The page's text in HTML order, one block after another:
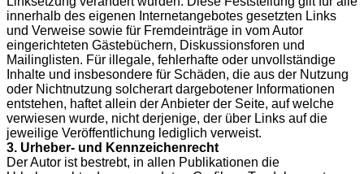
innerhalb des eigenen Internetangebotes gesetzten Links
und Verweise sowie für Fremdeinträge in vom Autor
eingerichteten Gästebüchern, Diskussionsforen und
Mailinglisten. Für illegale, fehlerhafte oder unvollständige
Inhalte und insbesondere für Schäden, die aus der Nutzung
oder Nichtnutzung solcherart dargebotener Informationen
entstehen, haftet allein der Anbieter der Seite, auf welche
verwiesen wurde, nicht derjenige, der über Links auf die
jeweilige Veröffentlichung lediglich verweist.
3. Urheber- und Kennzeichenrecht
Der Autor ist bestrebt, in allen Publikationen die